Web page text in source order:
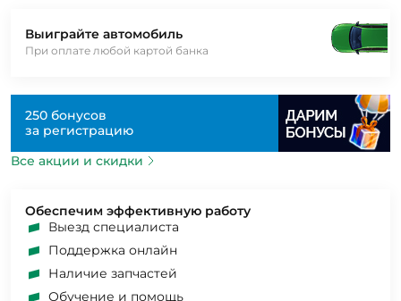
Выиграйте автомобиль
При оплате любой картой банка
250 бонусов
за регистрацию
Все акции и скидки
Обеспечим эффективную работу
Выезд специалиста
Поддержка онлайн
Наличие запчастей
Обучение и помощь